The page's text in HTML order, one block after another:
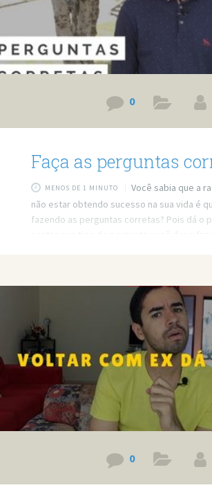
0
Faça as perguntas
MENOS DE 1 MINUTO
Você sabia que a
não estar obtendo sucesso na sua vida é
fazendo as perguntas corretas? Pois dá o
0